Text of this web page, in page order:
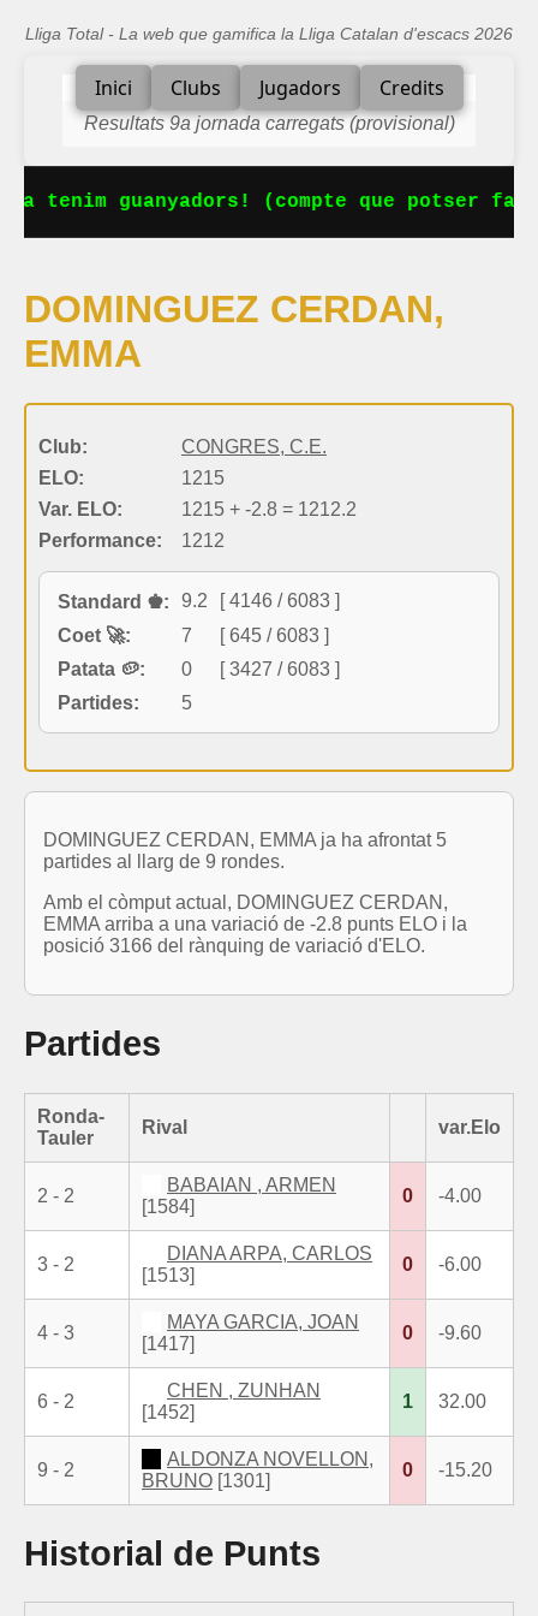
Lliga Total - La web que gamifica la Lliga Catalan d'escacs 2026
Inici Clubs Jugadors Credits
Resultats 9a jornada carregats (provisional)
tenim guanyadors! (compte que potser
DOMINGUEZ CERDAN,
EMMA
Club:
CONGRES, C.E.
ELO:
1215
Var. ELO:
1215 + -2.8 = 1212.2
Performance:
1212
Standard ♚: 9.2
[ 4146 / 6083 ]
Coet 🚀:
7
[ 645 / 6083 ]
Patata 🥔:
0
[ 3427 / 6083 ]
Partides:
5
DOMINGUEZ CERDAN, EMMA ja ha afrontat 5
partides al llarg de 9 rondes.
Amb el còmput actual, DOMINGUEZ CERDAN,
EMMA arriba a una variació de -2.8 punts ELO i la
posició 3166 del rànquing de variació d'ELO.
Partides
Ronda-
Tauler
Rival var.Elo
2 - 2
BABAIAN , ARMEN
[1584]
0 -4.00
3 - 2
DIANA ARPA, CARLOS
[1513]
0 -6.00
4 - 3
MAYA GARCIA, JOAN
[1417]
0 -9.60
6 - 2
CHEN , ZUNHAN
[1452]
1 32.00
9 - 2
ALDONZA NOVELLON,
BRUNO [1301]
0 -15.20
Historial de Punts